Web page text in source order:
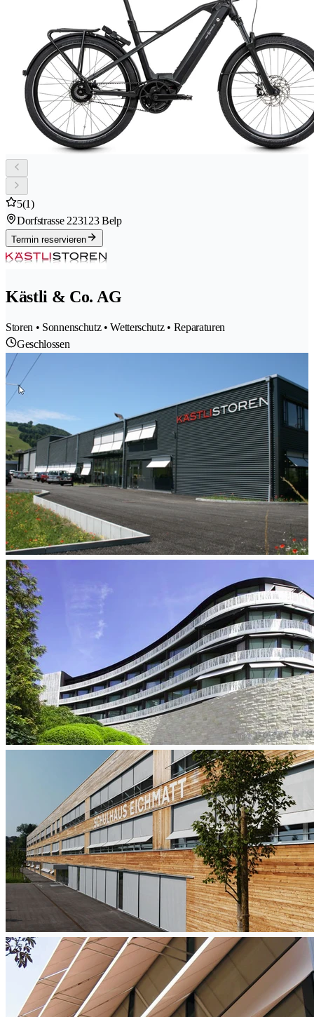
5(1)
Dorfstrasse 223123 Belp
Termin reservieren
Kästli & Co. AG
Storen • Sonnenschutz • Wetterschutz • Reparaturen
Geschlossen